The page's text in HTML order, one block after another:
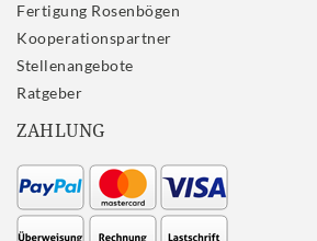
Fertigung Rosenbögen
Kooperationspartner
Stellenangebote
Ratgeber
ZAHLUNG